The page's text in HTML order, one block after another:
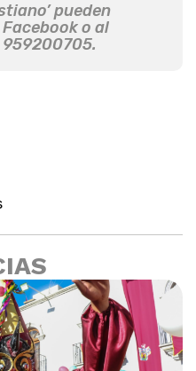
pueden
o al